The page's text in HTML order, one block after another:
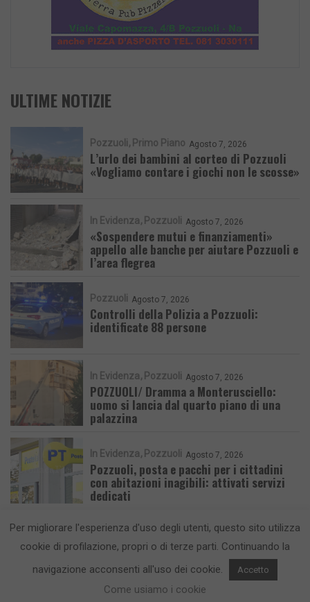
ULTIME NOTIZIE
Pozzuoli Primo Piano Agosto 7, 2026
L’urlo dei bambini al corteo di Pozzuoli
«Vogliamo contare i giochi non le scosse»
In Evidenza Pozzuoli Agosto 7, 2026
«Sospendere mutui e finanziamenti»
appello alle banche per aiutare Pozzuoli e
l’area flegrea
Pozzuoli Agosto 7, 2026
Controlli della Polizia a Pozzuoli:
identificate 88 persone
In Evidenza Pozzuoli Agosto 7, 2026
POZZUOLI/ Dramma a Monterusciello:
uomo si lancia dal quarto piano di una
palazzina
In Evidenza Pozzuoli Agosto 7, 2026
Pozzuoli, posta e pacchi per i cittadini
con abitazioni inagibili: attivati servizi
dedicati
CronacaFlegrea testata giornalistica - aut. Tribunale di Napoli n. 34 del
23/05/2012.Info e Contatti
Per migliorare l'esperienza d'uso degli utenti, questo sito utilizza
cookie di profilazione, propri o di terze parti. Continuando la
navigazione acconsenti all'uso dei cookie.
Accetto
Come usiamo i cookie